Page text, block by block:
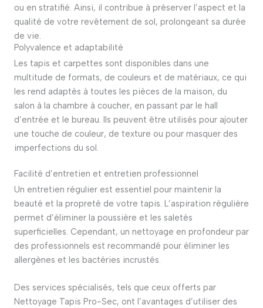
ou en stratifié. Ainsi, il contribue à préserver l’aspect et la
qualité de votre revêtement de sol, prolongeant sa durée
de vie.
Polyvalence et adaptabilité
Les tapis et carpettes sont disponibles dans une
multitude de formats, de couleurs et de matériaux, ce qui
les rend adaptés à toutes les pièces de la maison, du
salon à la chambre à coucher, en passant par le hall
d’entrée et le bureau.
Ils peuvent être utilisés pour ajouter
une touche de couleur, de texture ou pour masquer des
imperfections du sol.
Facilité d’entretien et entretien professionnel
Un entretien régulier est essentiel pour maintenir la
beauté et la propreté de votre tapis. L’aspiration régulière
permet d’éliminer la poussière et les saletés
superficielles. Cependant, un nettoyage en profondeur par
des professionnels est recommandé pour éliminer les
allergènes et les bactéries incrustés.
Des services spécialisés, tels que ceux offerts par
Nettoyage Tapis Pro-Sec, ont l’avantages d’utiliser des